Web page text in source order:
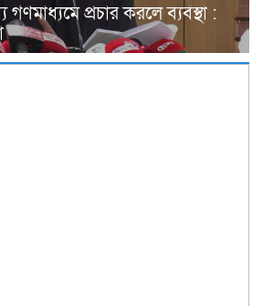
গণমাধ্যমে প্রচার করলে ব্যবস্থা :